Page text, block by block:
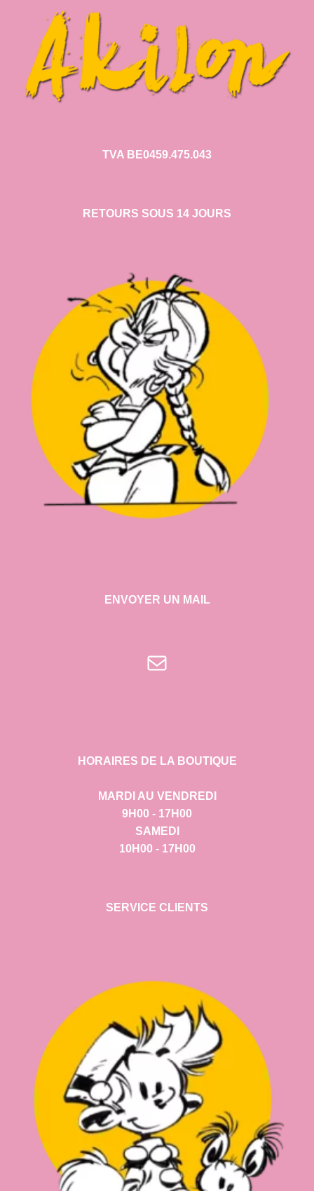
TVA BE0459.475.043
RETOURS SOUS 14 JOURS
ENVOYER UN MAIL
E-mail
HORAIRES DE LA BOUTIQUE
MARDI AU VENDREDI
9H00 - 17H00
SAMEDI
10H00 - 17H00
SERVICE CLIENTS